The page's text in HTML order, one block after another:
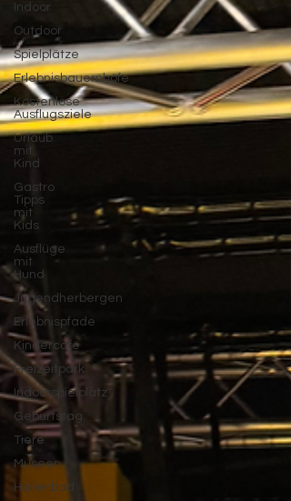
Indoor
Outdoor
Spielplätze
Erlebnisbauernhöfe
Kostenlose
Ausflugsziele
Urlaub
mit
Kind
Gastro
Tipps
mit
Kids
Ausflüge
mit
Hund
Jugendherbergen
Erlebnispfade
Kindercafé
Freizeitpark
Indoorspielplatz
Geburtstag
Tiere
Museen
Hallenbad